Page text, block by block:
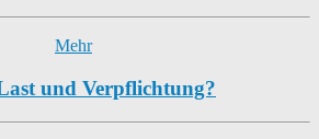
Mehr
und Verpflichtung?